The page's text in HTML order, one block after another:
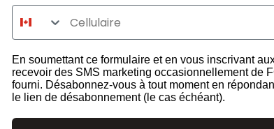
En soumettant ce formulaire et en vous inscrivant
recevoir des SMS marketing occasionnellement de
fourni. Désabonnez-vous à tout moment en
le lien de désabonnement (le cas échéant).